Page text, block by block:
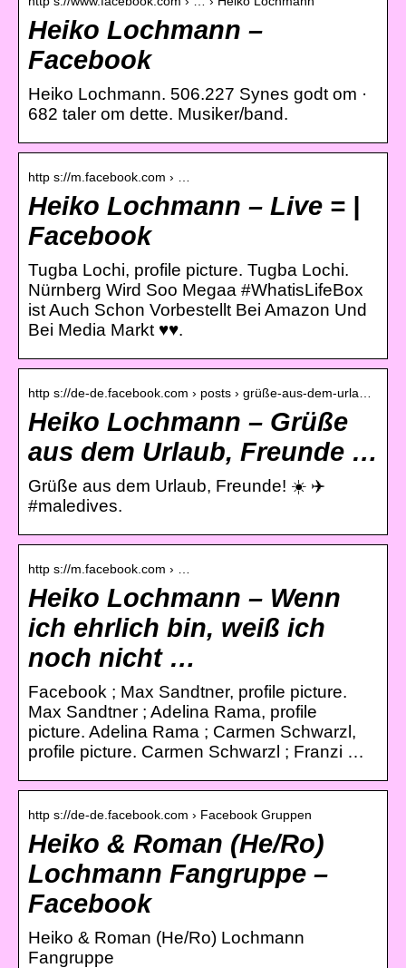
Heiko Lochmann –
Facebook
Heiko Lochmann. 506.227 Synes godt om ·
682 taler om dette. Musiker/band.
http s://m.facebook.com › …
Heiko Lochmann – Live = |
Facebook
Tugba Lochi, profile picture. Tugba Lochi.
Nürnberg Wird Soo Megaa #WhatisLifeBox
ist Auch Schon Vorbestellt Bei Amazon Und
Bei Media Markt ♥️♥️.
http s://de-de.facebook.com › posts › grüße-aus-dem-urla…
Heiko Lochmann – Grüße
aus dem Urlaub, Freunde …
Grüße aus dem Urlaub, Freunde! ☀️ ✈️
#maledives.
http s://m.facebook.com › …
Heiko Lochmann – Wenn
ich ehrlich bin, weiß ich
noch nicht …
Facebook ; Max Sandtner, profile picture.
Max Sandtner ; Adelina Rama, profile
picture. Adelina Rama ; Carmen Schwarzl,
profile picture. Carmen Schwarzl ; Franzi …
http s://de-de.facebook.com › Facebook Gruppen
Heiko & Roman (He/Ro)
Lochmann Fangruppe –
Facebook
Heiko & Roman (He/Ro) Lochmann
Fangruppe